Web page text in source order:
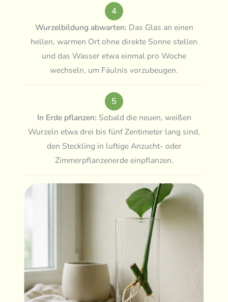
4
Wurzelbildung abwarten: Das Glas an einen
hellen, warmen Ort ohne direkte Sonne stellen
und das Wasser etwa einmal pro Woche
wechseln, um Fäulnis vorzubeugen.
5
In Erde pflanzen: Sobald die neuen, weißen
Wurzeln etwa drei bis fünf Zentimeter lang sind,
den Steckling in luftige Anzucht- oder
Zimmerpflanzenerde einpflanzen.